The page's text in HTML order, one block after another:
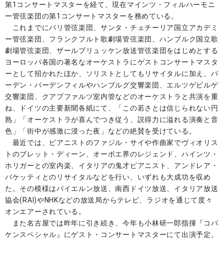
第1コンサートマスターを経て、現在マインツ・フィルハーモニ
ー管弦楽団の第1コンサートマスターを務めている。
これまでにパリ管弦楽団、サンタ・チェチーリア国立アカデミ
ー管弦楽団、フランクフルト歌劇場管弦楽団、ハンブルク国立歌
劇場管弦楽団、ザールブリュッケン放送管弦楽団をはじめとする
ヨーロッパ各国の著名なオーケストラにゲストコンサートマスタ
ーとして招かれたほか、ソリストとしてもリサイタルに加え、バ
ーデン・バーデンフィルやハンブルグ交響楽団、エルツゲビルゲ
交響楽団、クアプファルツ室内管などのオーケストラと共演を重
ね、ドイツの主要新聞各紙にて、「この若さとは信じられない円
熟」「オーケストラが喜んでつき従う、説得力に溢れる演奏と音
色」「街中が感激に浸った夜」などの絶賛を受けている。
最近では、ピアニストのファジル・サイや作曲家でヴィオリス
トのブレット・ディーン、オーボエ界のレジェンド、ハインツ・
ホリガーとの室内楽、イタリアの鬼才ピアニスト、アンドレア・
バケッティとのリサイタルなどを行い、いずれも大成功を収め
た。その模様はバイエルン放送、南西ドイツ放送、イタリア放送
協会(RAI)やNHKなどの放送局からテレビ、ラジオを通じて度々
オンエアーされている。
また名古屋では昨年に引き続き、今年も小林研一郎指揮『コバ
ケンスペシャル』にゲスト・コンサートマスターにて出演予定。